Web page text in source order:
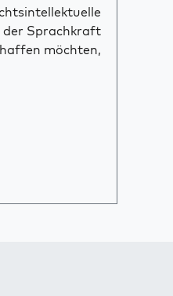
der Sprachkraft
möchten,